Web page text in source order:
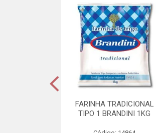
FARINHA TRADICIONAL
TIPO 1 BRANDINI 1KG